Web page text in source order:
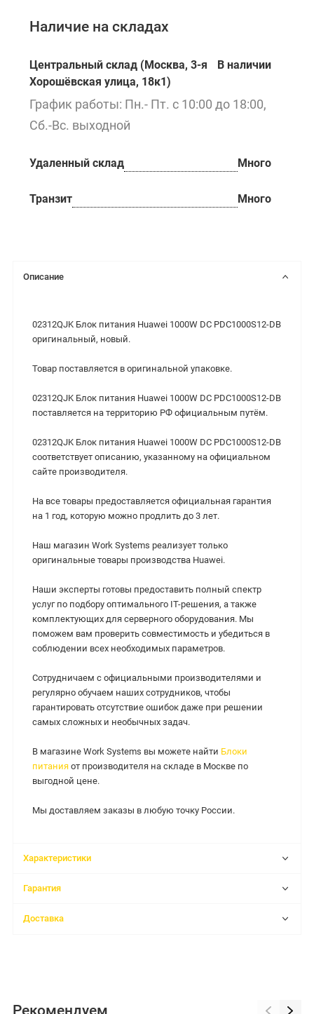
Наличие на складах
Центральный склад (Москва, 3-я
Хорошёвская улица, 18к1)
В наличии
График работы: Пн.- Пт. с 10:00 до 18:00,
Сб.-Вс. выходной
Удаленный склад Много
Транзит Много
Описание
02312QJK Блок питания Huawei 1000W DC PDC1000S12-DB
оригинальный, новый.
Товар поставляется в оригинальной упаковке.
02312QJK Блок питания Huawei 1000W DC PDC1000S12-DB
поставляется на территорию РФ официальным путём.
02312QJK Блок питания Huawei 1000W DC PDC1000S12-DB
cоответствует описанию, указанному на официальном
сайте производителя.
На все товары предоставляется официальная гарантия
на 1 год, которую можно продлить до 3 лет.
Наш магазин Work Systems реализует только
оригинальные товары производства Huawei.
Наши эксперты готовы предоставить полный спектр
услуг по подбору оптимального IT-решения, а также
комплектующих для серверного оборудования. Мы
поможем вам проверить совместимость и убедиться в
соблюдении всех необходимых параметров.
Сотрудничаем с официальными производителями и
регулярно обучаем наших сотрудников, чтобы
гарантировать отсутствие ошибок даже при решении
самых сложных и необычных задач.
В магазине Work Systems вы можете найти Блоки
питания от производителя на складе в Москве по
выгодной цене.
Мы доставляем заказы в любую точку России.
Характеристики
Гарантия
Доставка